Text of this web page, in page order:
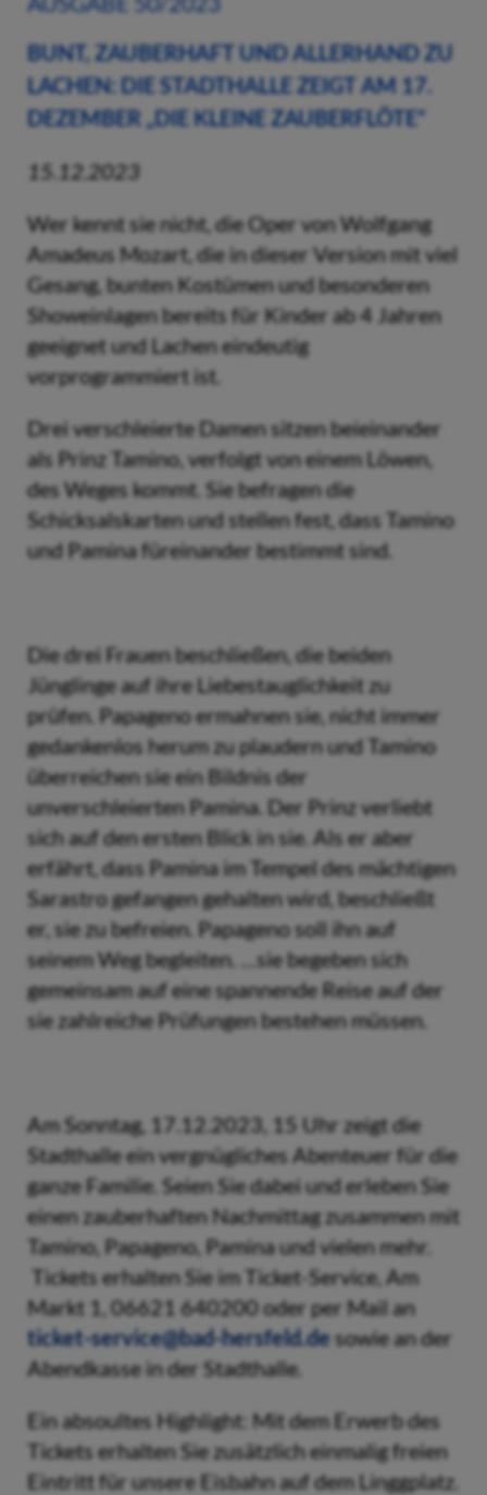
BUNT, ZAUBERHAFT UND ALLERHAND ZU
LACHEN: DIE STADTHALLE ZEIGT AM 17.
DEZEMBER „DIE KLEINE ZAUBERFLÖTE“
15.12.2023
Wer kennt sie nicht, die Oper von Wolfgang
Amadeus Mozart, die in dieser Version mit viel
Gesang, bunten Kostümen und besonderen
Showeinlagen bereits für Kinder ab 4 Jahren
geeignet und Lachen eindeutig
vorprogrammiert ist.
Drei verschleierte Damen sitzen beieinander
als Prinz Tamino, verfolgt von einem Löwen,
des Weges kommt. Sie befragen die
Schicksalskarten und stellen fest, dass Tamino
und Pamina füreinander bestimmt sind.
Die drei Frauen beschließen, die beiden
Jünglinge auf ihre Liebestauglichkeit zu
prüfen. Papageno ermahnen sie, nicht immer
gedankenlos herum zu plaudern und Tamino
überreichen sie ein Bildnis der
unverschleierten Pamina. Der Prinz verliebt
sich auf den ersten Blick in sie. Als er aber
erfährt, dass Pamina im Tempel des mächtigen
Sarastro gefangen gehalten wird, beschließt
er, sie zu befreien. Papageno soll ihn auf
seinem Weg begleiten. …sie begeben sich
gemeinsam auf eine spannende Reise auf der
sie zahlreiche Prüfungen bestehen müssen.
Am Sonntag, 17.12.2023, 15 Uhr zeigt die
Stadthalle ein vergnügliches Abenteuer für die
ganze Familie. Seien Sie dabei und erleben Sie
einen zauberhaften Nachmittag zusammen mit
Tamino, Papageno, Pamina und vielen mehr.
Tickets erhalten Sie im Ticket-Service, Am
Markt 1, 06621 640200 oder per Mail an
ticket-service@bad-hersfeld.desowie an der
Abendkasse in der Stadthalle.
Ein absoultes Highlight: Mit dem Erwerb des
Tickets erhalten Sie zusätzlich einmalig freien
Eintritt für unsere Eisbahn auf dem Linggplatz.